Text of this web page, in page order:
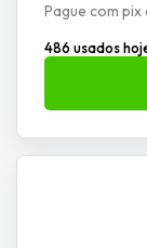
Pague com pix
486 usados